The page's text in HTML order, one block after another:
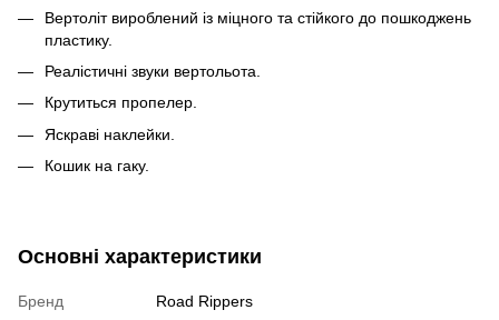
Вертоліт вироблений із міцного та стійкого до пошкоджень
пластику.
Реалістичні звуки вертольота.
Крутиться пропелер.
Яскраві наклейки.
Кошик на гаку.
Основні характеристики
Бренд
Road Rippers